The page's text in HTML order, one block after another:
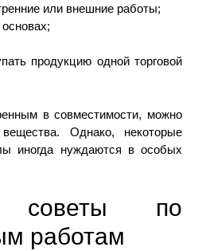
или внешние работы;
продукцию одной торговой
в совместимости, можно
Однако, некоторые
иногда нуждаются в особых
советы по
работам